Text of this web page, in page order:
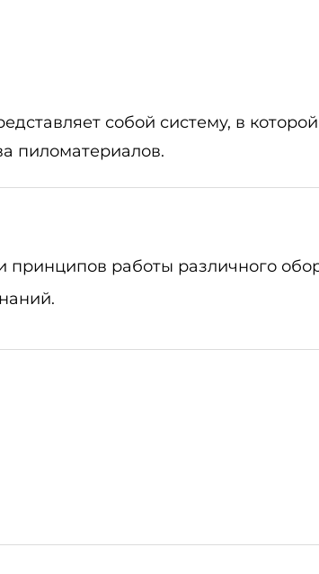
собой систему, в
пиломатериалов.
работы различного